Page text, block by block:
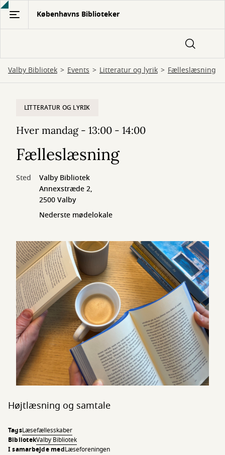
Gå
hovedindhold
Københavns Biblioteker
Valby Bibliotek Events Litteratur og lyrik Fælleslæsning
LITTERATUR OG LYRIK
Hver mandag - 13:00 - 14:00
Fælleslæsning
Sted
Valby Bibliotek
Annexstræde 2,
2500 Valby
Nederste mødelokale
Højtlæsning og samtale
TagsLæsefællesskaber
BibliotekValby Bibliotek
I samarbejde medLæseforeningen